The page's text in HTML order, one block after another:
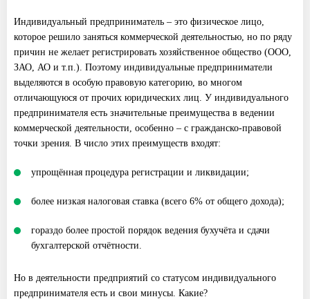
Индивидуальный предприниматель – это физическое лицо,
которое решило заняться коммерческой деятельностью, но по ряду
причин не желает регистрировать хозяйственное общество (ООО,
ЗАО, АО и т.п.). Поэтому индивидуальные предприниматели
выделяются в особую правовую категорию, во многом
отличающуюся от прочих юридических лиц. У индивидуального
предпринимателя есть значительные преимущества в ведении
коммерческой деятельности, особенно – с гражданско-правовой
точки зрения. В число этих преимуществ входят:
упрощённая процедура регистрации и ликвидации;
более низкая налоговая ставка (всего 6% от общего дохода);
гораздо более простой порядок ведения бухучёта и сдачи
бухгалтерской отчётности.
Но в деятельности предприятий со статусом индивидуального
предпринимателя есть и свои минусы. Какие?